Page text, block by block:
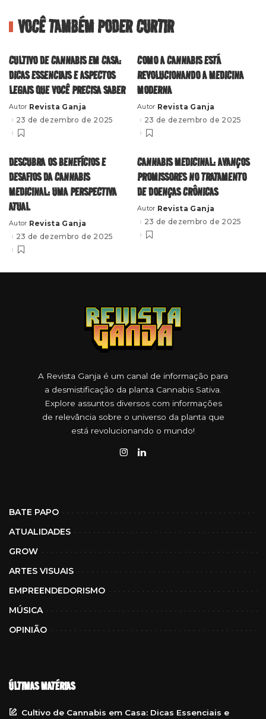
VOCÊ TAMBÉM PODER CURTIR
CULTIVO DE CANNABIS EM CASA:
DICAS ESSENCIAIS E ASPECTOS
LEGAIS QUE VOCÊ PRECISA SABER
Posted
by
Autor Revista Ganja
23 de dezembro de 2025
COMO A CANNABIS ESTÁ
REVOLUCIONANDO A MEDICINA
MODERNA
Posted
by
Autor Revista Ganja
23 de dezembro de 2025
DESCUBRA OS BENEFÍCIOS E
DESAFIOS DA CANNABIS
MEDICINAL: UMA PERSPECTIVA
ATUAL
Posted
by
Autor Revista Ganja
23 de dezembro de 2025
CANNABIS MEDICINAL: AVANÇOS
PROMISSORES NO TRATAMENTO
DE DOENÇAS CRÔNICAS
Posted
by
Autor Revista Ganja
23 de dezembro de 2025
A Revista Ganja é um canal de informação para
a desmistificação da planta Cannabis Sativa.
Explore assuntos diversos com informações
de relevância sobre o universo da planta que
está revolucionando o mundo!
BATE PAPO
ATUALIDADES
GROW
ARTES VISUAIS
EMPREENDEDORISMO
MÚSICA
OPINIÃO
ÚLTIMAS MATÉRIAS
Cultivo de Cannabis em Casa: Dicas Essenciais e